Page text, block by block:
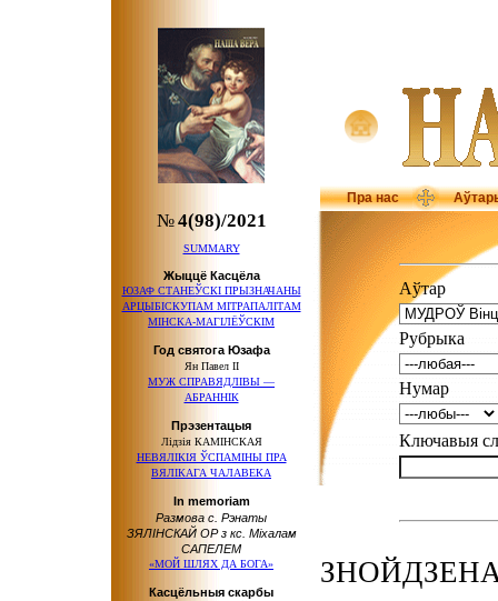
Пра нас
№4(98)/2021
SUMMARY
Жыццё Касцёла
ЮЗАФ СТАНЕЎСКІ ПРЫЗНАЧАНЫ
АРЦЫБІСКУПАМ МІТРАПАЛІТАМ
МІНСКА-МАГІЛЁЎСКІМ
Год святога Юзафа
Ян Павел ІІ
МУЖ СПРАВЯДЛІВЫ —
АБРАННІК
Прэзентацыя
Лідзія КАМІНСКАЯ
НЕВЯЛІКІЯ ЎСПАМІНЫ ПРА
ВЯЛІКАГА ЧАЛАВЕКА
In memoriam
Размова с. Рэнаты
ЗЯЛІНСКАЙ OP з кс. Міхалам
САПЕЛЕМ
«МОЙ ШЛЯХ ДА БОГА»
Касцёльныя скарбы
Аўтар
Рубрыка
Нумар
Ключавыя